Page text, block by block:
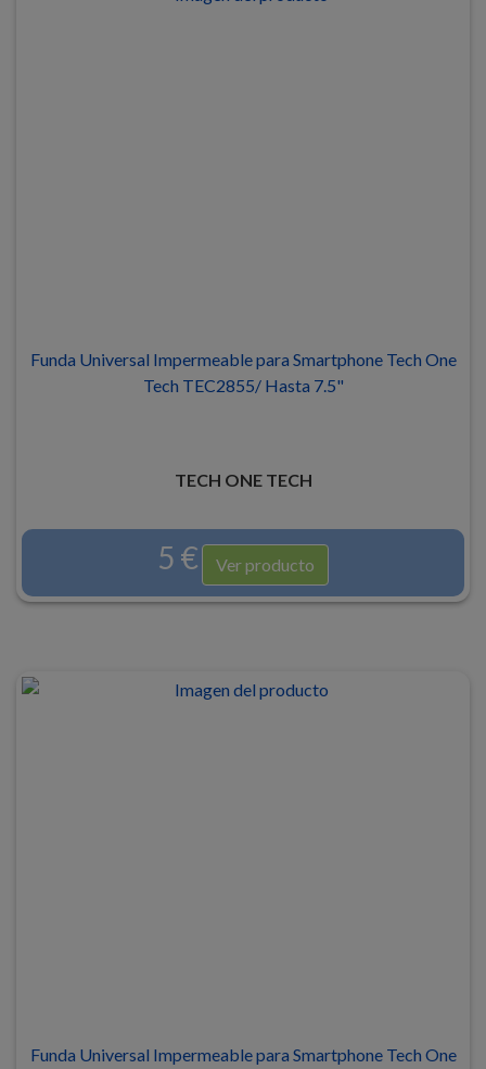
Funda Universal Impermeable para Smartphone Tech One
Tech TEC2855/ Hasta 7.5"
TECH ONE TECH
5 € Ver producto
Funda Universal Impermeable para Smartphone Tech One